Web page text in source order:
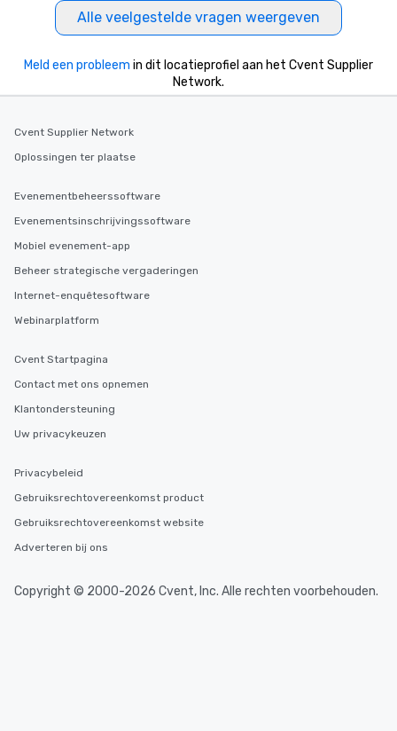
Alle veelgestelde vragen weergeven
Meld een probleem in dit locatieprofiel aan het Cvent Supplier
Network.
Cvent Supplier Network
Oplossingen ter plaatse
Evenementbeheerssoftware
Evenementsinschrijvingssoftware
Mobiel evenement-app
Beheer strategische vergaderingen
Internet-enquêtesoftware
Webinarplatform
Cvent Startpagina
Contact met ons opnemen
Klantondersteuning
Uw privacykeuzen
Privacybeleid
Gebruiksrechtovereenkomst product
Gebruiksrechtovereenkomst website
Adverteren bij ons
Copyright © 2000-2026 Cvent, Inc. Alle rechten voorbehouden.